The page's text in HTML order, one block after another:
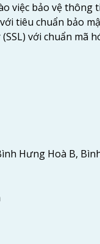
việc bảo vệ thông
tiêu chuẩn bảo
với chuẩn mã
Hưng Hoà B,